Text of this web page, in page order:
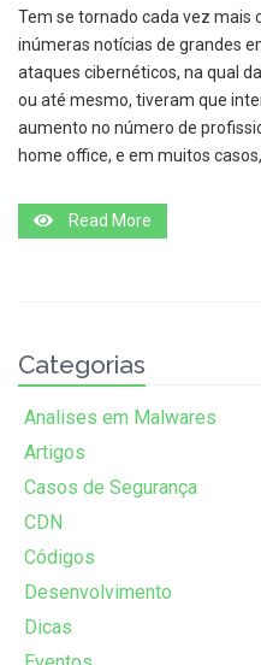
Tem se tornado cada vez mais
inúmeras notícias de grandes
ataques cibernéticos, na qual
ou até mesmo, tiveram que
aumento no número de
home office, e em muitos
Read More
Categorias
Analises em Malwares
Artigos
Casos de Segurança
CDN
Códigos
Desenvolvimento
Dicas